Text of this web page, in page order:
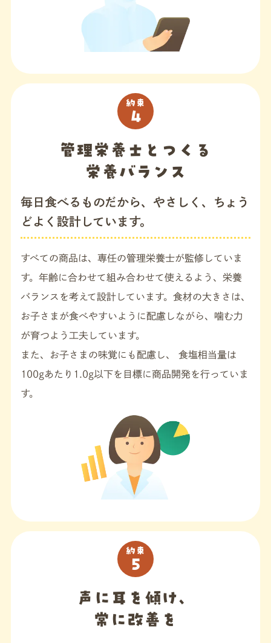
約束
4
管理栄養士とつくる
栄養バランス
毎日食べるものだから、やさしく、ちょう
どよく設計しています。
すべての商品は、専任の管理栄養士が監修していま
す。年齢に合わせて組み合わせて使えるよう、栄養
バランスを考えて設計しています。食材の大きさは、
お子さまが食べやすいように配慮しながら、噛む力
が育つよう工夫しています。
また、お子さまの味覚にも配慮し、 食塩相当量は
100gあたり1.0g以下を目標に商品開発を行っていま
す。
約束
5
声に耳を傾け、
常に改善を